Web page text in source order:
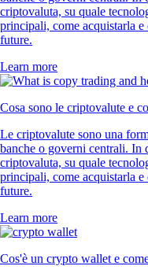
criptovaluta, su quale
principali, come acquistarla
future.
Learn more
Cosa sono le criptovalute e
Le criptovalute sono una
banche o governi centrali. In
criptovaluta, su quale
principali, come acquistarla
future.
Learn more
Cos'è un crypto wallet e